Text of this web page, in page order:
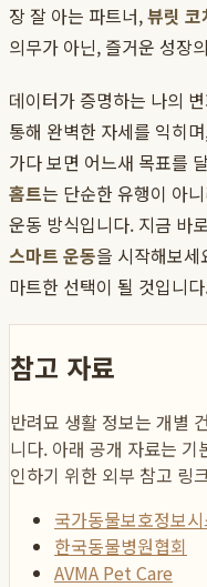
장 잘 아는 파트너,뷰릿 코
의무가 아닌, 즐거운 성장
데이터가 증명하는 나의
통해 완벽한 자세를 익히
가다 보면 어느새 목표를
홈트는 단순한 유행이 아
운동 방식입니다. 지금 바
스마트 운동을 시작해보
마트한 선택이 될 것입니
참고 자료
반려묘 생활 정보는 개별
니다. 아래 공개 자료는
인하기 위한 외부 참고 링
국가동물보호정보
한국동물병원협회
AVMA Pet Care